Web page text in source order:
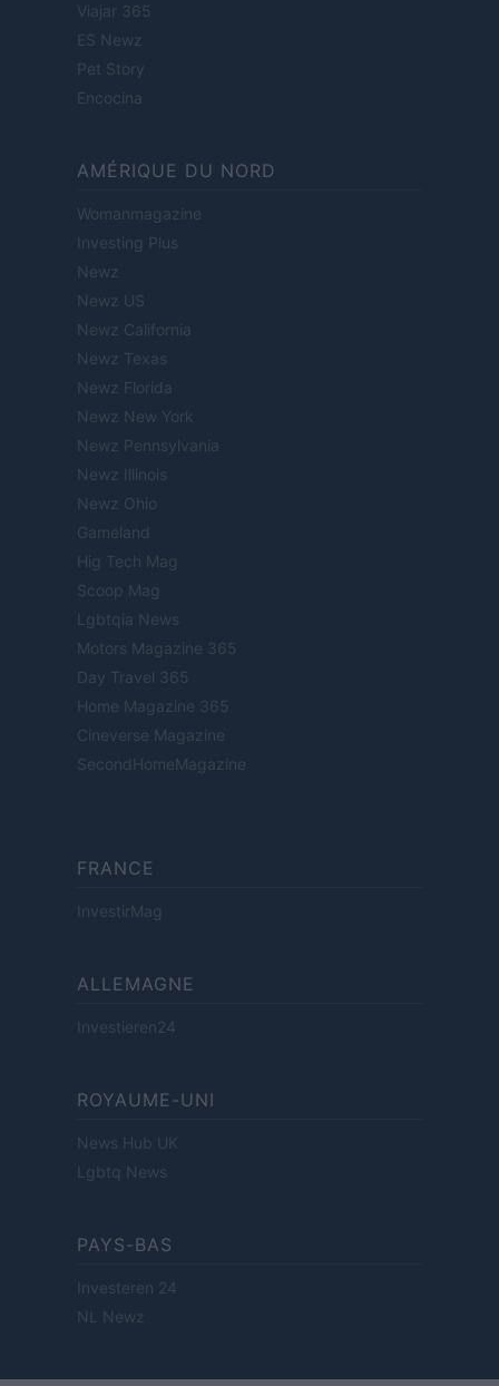
Viajar 365
ES Newz
Pet Story
Encocina
AMÉRIQUE DU NORD
Womanmagazine
Investing Plus
Newz
Newz US
Newz California
Newz Texas
Newz Florida
Newz New York
Newz Pennsylvania
Newz Illinois
Newz Ohio
Gameland
Hig Tech Mag
Scoop Mag
Lgbtqia News
Motors Magazine 365
Day Travel 365
Home Magazine 365
Cineverse Magazine
SecondHomeMagazine
FRANCE
InvestirMag
ALLEMAGNE
Investieren24
ROYAUME-UNI
News Hub UK
Lgbtq News
PAYS-BAS
Investeren 24
NL Newz